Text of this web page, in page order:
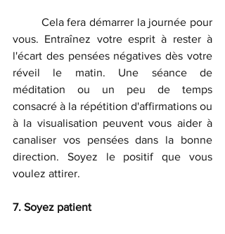
vous. Entraînez votre esprit à rester à
l'écart des pensées négatives dès votre
réveil le matin. Une séance de
méditation ou un peu de temps
consacré à la répétition d'affirmations ou
à la visualisation peuvent vous aider à
canaliser vos pensées dans la bonne
direction. Soyez le positif que vous
voulez attirer.
7. Soyez patient